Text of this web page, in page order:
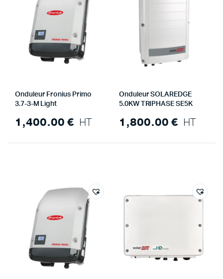
Onduleur Fronius Primo
3.7-3-M Light
1,400.00 € HT
Onduleur SOLAREDGE
5.0KW TRIPHASE SE5K
1,800.00 € HT